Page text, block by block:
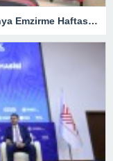
Lüleburgaz Devlet Hastanesi’nden Dünya Emzirme Haftası Katılımı